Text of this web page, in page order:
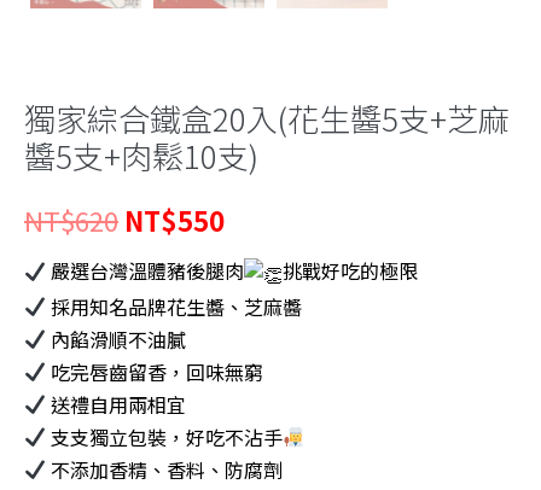
獨家綜合鐵盒20入(花生醬5支+芝麻
醬5支+肉鬆10支)
NT$620 原
始
價
格：
NT$620。
NT$550目
前
價
格：
嚴選台灣溫體豬後腿肉
挑戰好吃的極限
採用知名品牌花生醬、芝麻醬
內餡滑順不油膩
吃完唇齒留香，回味無窮
送禮自用兩相宜
支支獨立包裝，好吃不沾手
不添加香精、香料、防腐劑